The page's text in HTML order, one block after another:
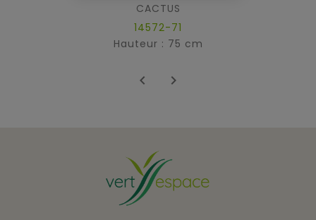
CACTUS
14572-71
Hauteur : 75 cm
 